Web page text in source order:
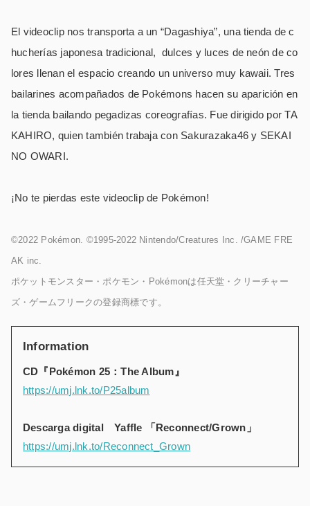
El videoclip nos transporta a un “Dagashiya”, una tienda de c
hucherías japonesa tradicional, dulces y luces de neón de co
lores llenan el espacio creando un universo muy kawaii. Tres
bailarines acompañados de Pokémons hacen su aparición en
la tienda bailando pegadizas coreografías. Fue dirigido por TA
KAHIRO, quien también trabaja con Sakurazaka46 y SEKAI
NO OWARI.
¡No te pierdas este videoclip de Pokémon!
©2022 Pokémon. ©1995-2022 Nintendo/Creatures Inc. /GAME FRE
AK inc.
ポケットモンスター・ポケモン・Pokémonは任天堂・クリーチャー
ズ・ゲームフリークの登録商標です。
Information
CD『Pokémon 25：The Album』
https://umj.lnk.to/P25album
Descarga digital Yaffle 「Reconnect/Grown」
https://umj.lnk.to/Reconnect_Grown